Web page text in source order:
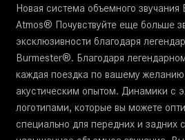
Новая система объемного
Atmos® Почувствуйте еще больше
эксклюзивности благодаря
Burmester®. Благодаря
каждая поездка по вашему
акустическим опытом. Динамики с
логотипами, которые вы можете
специально для передних и задних